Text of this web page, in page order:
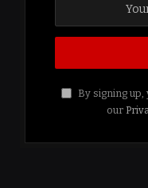
By signing
our